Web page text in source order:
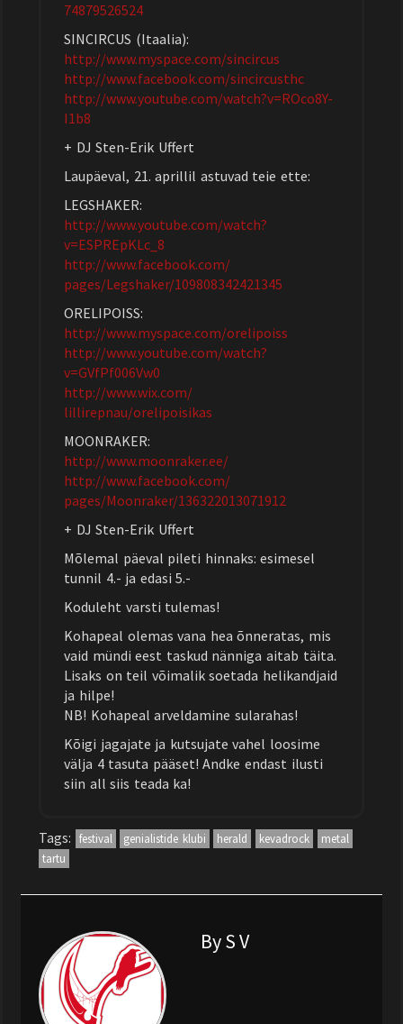
74879526524
SINCIRCUS (Itaalia):
http://www.myspace.com/sincircus
http://www.facebook.com/sincircusthc
http://www.youtube.com/watch?v=ROco8Y-
I1b8
+ DJ Sten-Erik Uffert
Laupäeval, 21. aprillil astuvad teie ette:
LEGSHAKER:
http://www.youtube.com/watch?
v=ESPREpKLc_8
http://www.facebook.com/
pages/Legshaker/109808342421345
ORELIPOISS:
http://www.myspace.com/orelipoiss
http://www.youtube.com/watch?
v=GVfPf006Vw0
http://www.wix.com/
lillirepnau/orelipoisikas
MOONRAKER:
http://www.moonraker.ee/
http://www.facebook.com/
pages/Moonraker/136322013071912
+ DJ Sten-Erik Uffert
Mõlemal päeval pileti hinnaks: esimesel
tunnil 4.- ja edasi 5.-
Koduleht varsti tulemas!
Kohapeal olemas vana hea õnneratas, mis
vaid mündi eest taskud nänniga aitab täita.
Lisaks on teil võimalik soetada helikandjaid
ja hilpe!
NB! Kohapeal arveldamine sularahas!
Kõigi jagajate ja kutsujate vahel loosime
välja 4 tasuta pääset! Andke endast ilusti
siin all siis teada ka!
Tags: festival genialistide klubi herald kevadrock
metal
tartu
By S V